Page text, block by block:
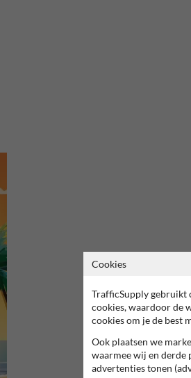
Cookies
TrafficSupply gebruikt
cookies, waardoor de
cookies om je de best
Ook plaatsen we
waarmee wij en derde
advertenties tonen